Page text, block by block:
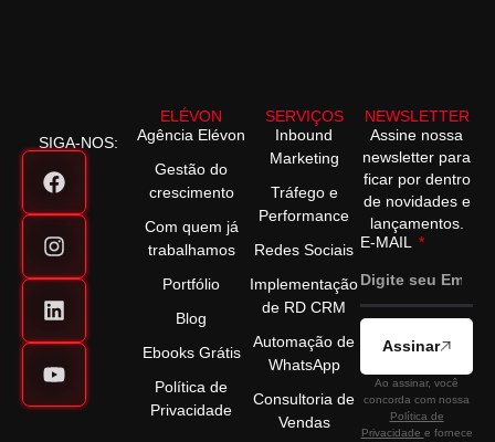
SIGA-NOS:
ELÉVON
Agência Elévon
Gestão do
crescimento
Com quem já
trabalhamos
Portfólio
Blog
Ebooks Grátis
Política de
Privacidade
SERVIÇOS
Inbound
Marketing
Tráfego e
Performance
Redes Sociais
Implementação
de RD CRM
Automação de
WhatsApp
Consultoria de
Vendas
NEWSLETTER
Assine nossa
newsletter para
ficar por dentro
de novidades e
lançamentos.
E-MAIL
Assinar
Ao assinar, você
concorda com nossa
Política de
Privacidade e fornece